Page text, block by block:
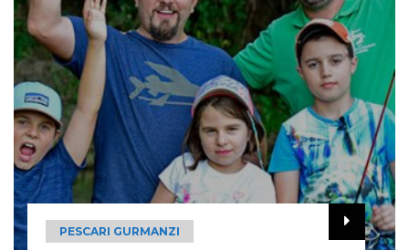
PESCARI GURMANZI